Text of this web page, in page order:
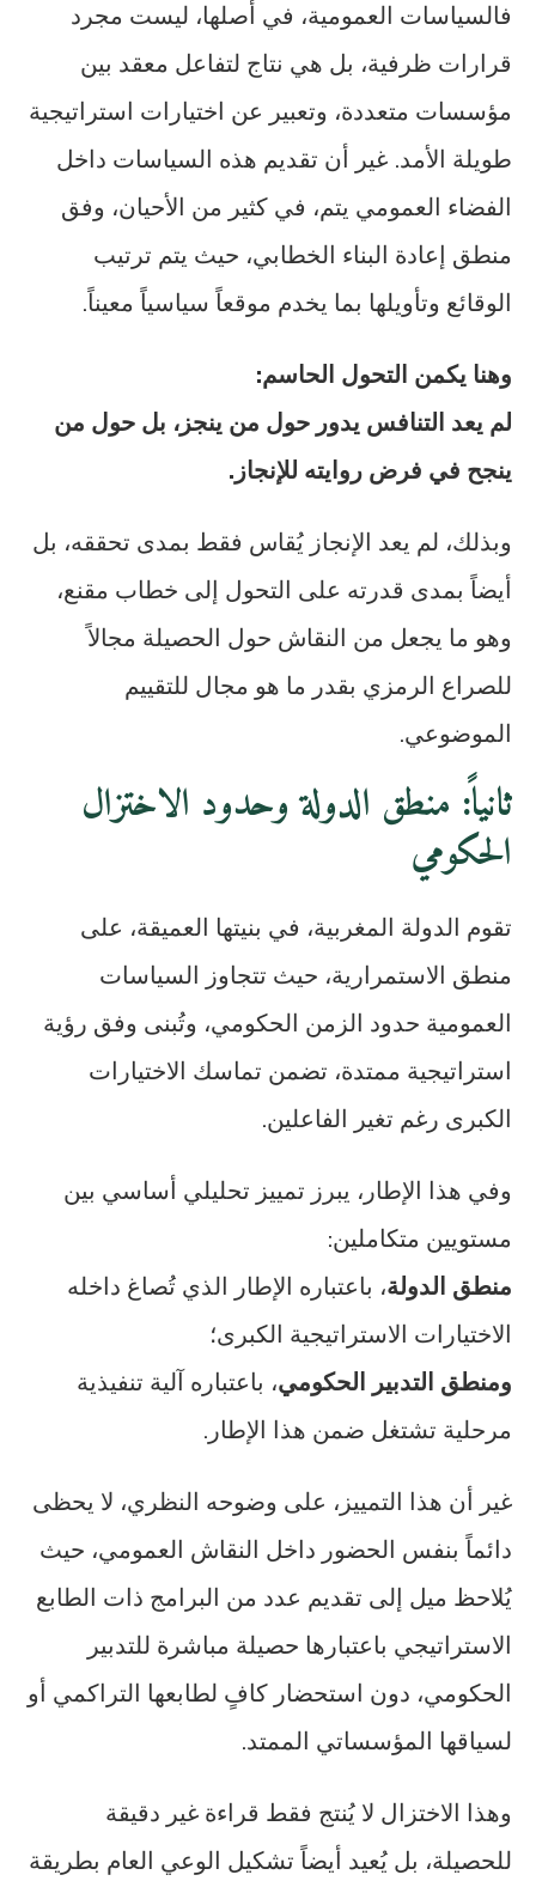
فالسياسات العمومية، في أصلها، ليست مجرد
قرارات ظرفية، بل هي نتاج لتفاعل معقد بين
مؤسسات متعددة، وتعبير عن اختيارات استراتيجية
طويلة الأمد. غير أن تقديم هذه السياسات داخل
الفضاء العمومي يتم، في كثير من الأحيان، وفق
منطق إعادة البناء الخطابي، حيث يتم ترتيب
الوقائع وتأويلها بما يخدم موقعاً سياسياً معيناً.
وهنا يكمن التحول الحاسم:
لم يعد التنافس يدور حول من ينجز، بل حول من
ينجح في فرض روايته للإنجاز.
وبذلك، لم يعد الإنجاز يُقاس فقط بمدى تحققه، بل
أيضاً بمدى قدرته على التحول إلى خطاب مقنع،
وهو ما يجعل من النقاش حول الحصيلة مجالاً
للصراع الرمزي بقدر ما هو مجال للتقييم
الموضوعي.
ثانياً: منطق الدولة وحدود الاختزال
الحكومي
تقوم الدولة المغربية، في بنيتها العميقة، على
منطق الاستمرارية، حيث تتجاوز السياسات
العمومية حدود الزمن الحكومي، وتُبنى وفق رؤية
استراتيجية ممتدة، تضمن تماسك الاختيارات
الكبرى رغم تغير الفاعلين.
وفي هذا الإطار، يبرز تمييز تحليلي أساسي بين
مستويين متكاملين:
منطق الدولة، باعتباره الإطار الذي تُصاغ داخله
الاختيارات الاستراتيجية الكبرى؛
ومنطق التدبير الحكومي، باعتباره آلية تنفيذية
مرحلية تشتغل ضمن هذا الإطار.
غير أن هذا التمييز، على وضوحه النظري، لا يحظى
دائماً بنفس الحضور داخل النقاش العمومي، حيث
يُلاحظ ميل إلى تقديم عدد من البرامج ذات الطابع
الاستراتيجي باعتبارها حصيلة مباشرة للتدبير
الحكومي، دون استحضار كافٍ لطابعها التراكمي أو
لسياقها المؤسساتي الممتد.
وهذا الاختزال لا يُنتج فقط قراءة غير دقيقة
للحصيلة، بل يُعيد أيضاً تشكيل الوعي العام بطريقة